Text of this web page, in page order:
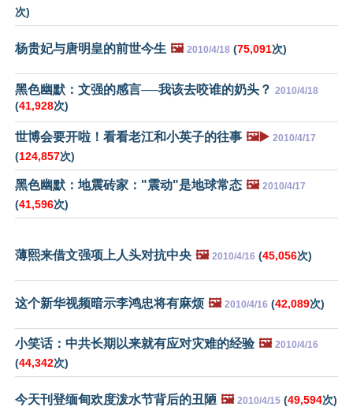
次)
杨贵妃与唐明皇的前世今生 🖼️ 2010/4/18 (75,091次)
黑色幽默：文强的感言──我该去咬谁的奶头？ 2010/4/18
(41,928次)
世博会要开啦！看看老江和小英子的往事 🖼️▶️ 2010/4/17
(124,857次)
黑色幽默：地震砖家："震动"是地球常态 🖼️ 2010/4/17
(41,596次)
薄熙来借文强项上人头对抗中央 🖼️ 2010/4/16 (45,056次)
这个新华视频暗示李鸿忠将有麻烦 🖼️ 2010/4/16 (42,089次)
小笑话：中共长期以来就有应对灾难的经验 🖼️ 2010/4/16
(44,342次)
今天刊登缅甸欢度泼水节背后的丑陋 🖼️ 2010/4/15 (49,594次)